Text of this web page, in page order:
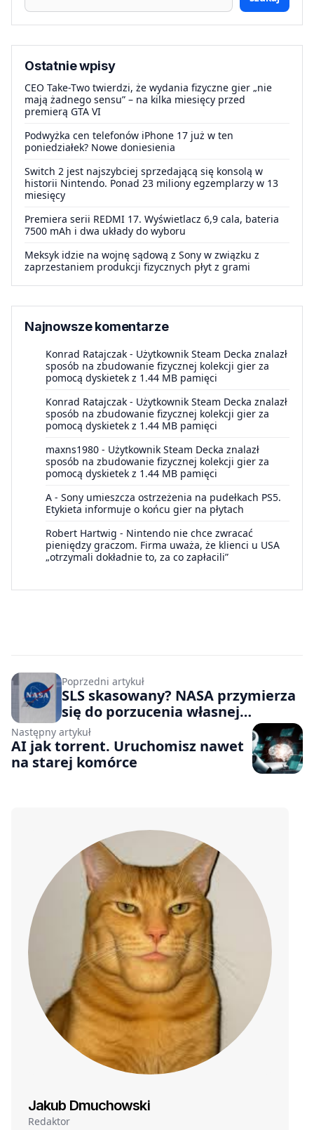
Ostatnie wpisy
CEO Take-Two twierdzi, że wydania fizyczne gier „nie
mają żadnego sensu” – na kilka miesięcy przed
premierą GTA VI
Podwyżka cen telefonów iPhone 17 już w ten
poniedziałek? Nowe doniesienia
Switch 2 jest najszybciej sprzedającą się konsolą w
historii Nintendo. Ponad 23 miliony egzemplarzy w 13
miesięcy
Premiera serii REDMI 17. Wyświetlacz 6,9 cala, bateria
7500 mAh i dwa układy do wyboru
Meksyk idzie na wojnę sądową z Sony w związku z
zaprzestaniem produkcji fizycznych płyt z grami
Najnowsze komentarze
Konrad Ratajczak - Użytkownik Steam Decka znalazł
sposób na zbudowanie fizycznej kolekcji gier za
pomocą dyskietek z 1.44 MB pamięci
Konrad Ratajczak - Użytkownik Steam Decka znalazł
sposób na zbudowanie fizycznej kolekcji gier za
pomocą dyskietek z 1.44 MB pamięci
maxns1980 - Użytkownik Steam Decka znalazł
sposób na zbudowanie fizycznej kolekcji gier za
pomocą dyskietek z 1.44 MB pamięci
A - Sony umieszcza ostrzeżenia na pudełkach PS5.
Etykieta informuje o końcu gier na płytach
Robert Hartwig - Nintendo nie chce zwracać
pieniędzy graczom. Firma uważa, że klienci u USA
„otrzymali dokładnie to, za co zapłacili”
Poprzedni artykuł
SLS skasowany? NASA przymierza
się do porzucenia własnej
technologii na rzecz sektora
prywatnego
Następny artykuł
AI jak torrent. Uruchomisz nawet
na starej komórce
Jakub Dmuchowski
Redaktor